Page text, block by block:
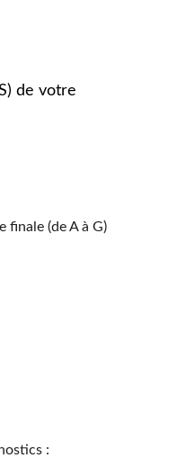
de votre
:
finale (de A à G)